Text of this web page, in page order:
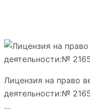
Лицензия на право
деятельности:№